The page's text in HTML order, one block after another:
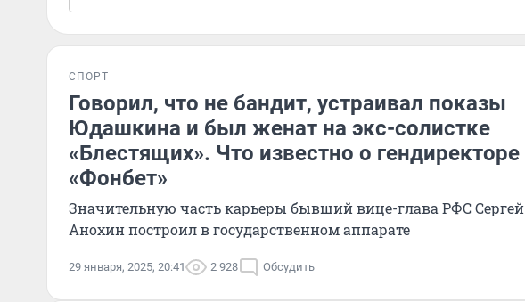
СПОРТ
Говорил, что не бандит, устраивал показы
Юдашкина и был женат на экс-солистке
«Блестящих». Что известно о гендиректоре
«Фонбет»
Значительную часть карьеры бывший вице-глава РФС Сергей
Анохин построил в государственном аппарате
29 января, 2025, 20:41 2 928 Обсудить